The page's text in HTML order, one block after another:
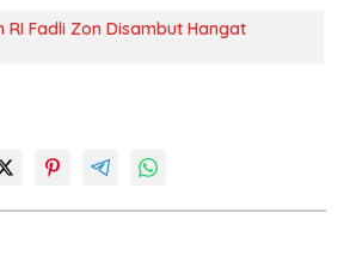
RI Fadli Zon Disambut Hangat